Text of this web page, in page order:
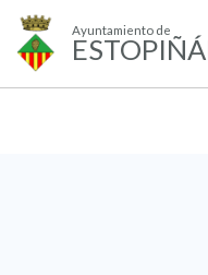
Ayuntamiento de